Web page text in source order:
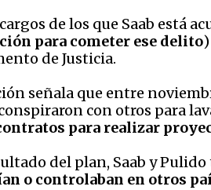
de los que Saab está
para cometer ese delito
de Justicia.
señala que entre
con otros para
para realizar
del plan, Saab y
o controlaban en otros